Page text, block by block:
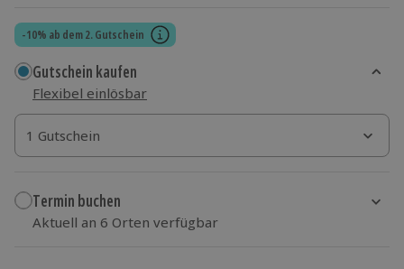
-10% ab dem 2. Gutschein
Gutschein kaufen
Flexibel einlösbar
1 Gutschein
1 Gutschein
1 Gutschein
Termin buchen
Aktuell an 6 Orten verfügbar